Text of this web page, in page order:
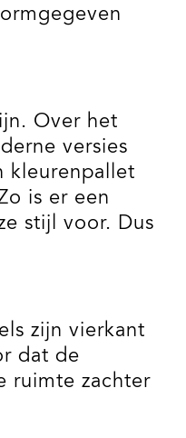
Over het
versies
kleurenpallet
is er een
stijl voor. Dus
zijn vierkant
dat de
ruimte zachter